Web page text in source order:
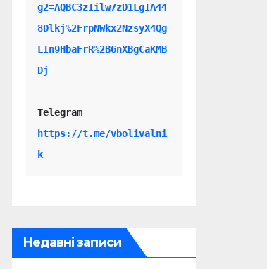
g2=AQBC3zIilw7zD1LgIA44
8Dlkj%2FrpNWkx2NzsyX4Qg
LIn9HbaFrR%2B6nXBgCaKMB
Dj
Telegram
https://t.me/vbolivalni
k
Недавні записи